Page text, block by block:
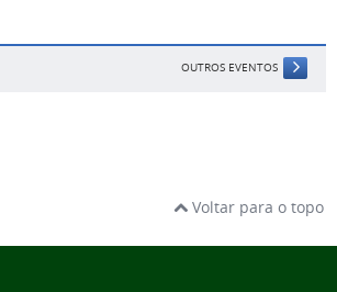
OUTROS EVENTOS
Voltar para o topo